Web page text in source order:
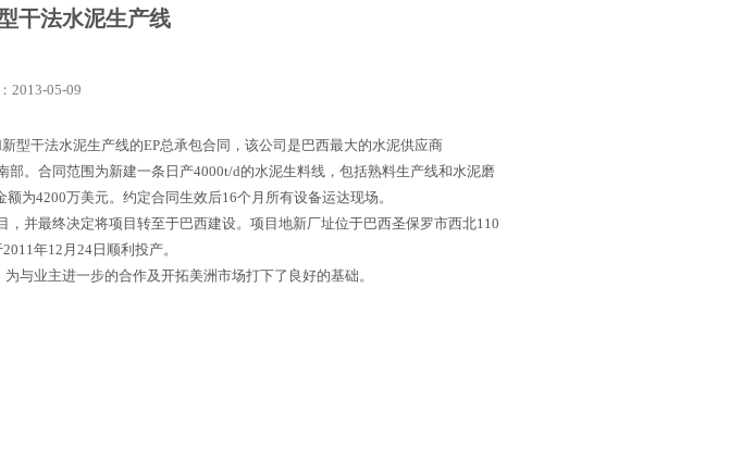
干法水泥生产线
2013-05-09
d新型干法水泥生产线的EP总承包合同，该公司是巴西最大的水泥供应商
。合同范围为新建一条日产4000t/d的水泥生料线，包括熟料生产线和水泥磨
为4200万美元。约定合同生效后16个月所有设备运达现场。
，并最终决定将项目转至于巴西建设。项目地新厂址位于巴西圣保罗市西北110
年12月24日顺利投产。
业主进一步的合作及开拓美洲市场打下了良好的基础。